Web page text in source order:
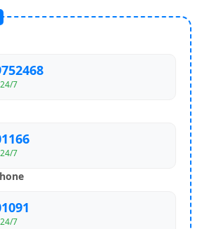
7
7
7